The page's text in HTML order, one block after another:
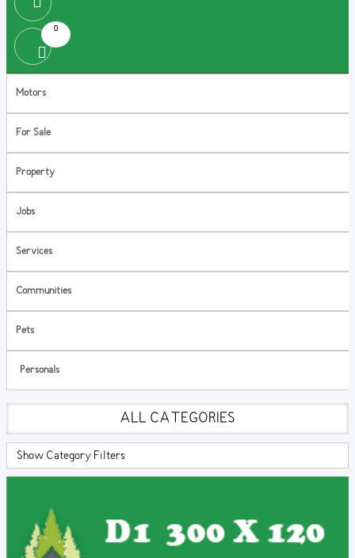
0
Motors
For Sale
Property
Jobs
Services
Communities
Pets
Personals
ALL CATEGORIES
Show Category Filters